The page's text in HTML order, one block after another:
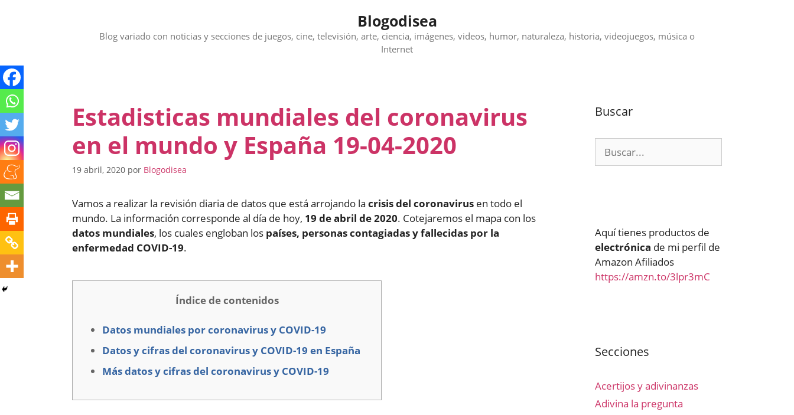
Blogodisea
Blog variado con noticias y secciones de juegos, cine, televisión, arte, ciencia, imágenes, videos, humor, naturaleza, historia, videojuegos, música o
Internet
Estadisticas mundiales del coronavirus
en el mundo y España 19-04-2020
19 abril, 2020 por Blogodisea
Vamos a realizar la revisión diaria de datos que está arrojando la crisis del coronavirus en todo el
mundo. La información corresponde al día de hoy, 19 de abril de 2020. Cotejaremos el mapa con los
datos mundiales, los cuales engloban los países, personas contagiadas y fallecidas por la
enfermedad COVID-19.
Índice de contenidos
Datos mundiales por coronavirus y COVID-19
Datos y cifras del coronavirus y COVID-19 en España
Más datos y cifras del coronavirus y COVID-19
Buscar
Aquí tienes productos de
electrónica de mi perfil de
Amazon Afiliados
https://amzn.to/3lpr3mC
Secciones
Acertijos y adivinanzas
Adivina la pregunta